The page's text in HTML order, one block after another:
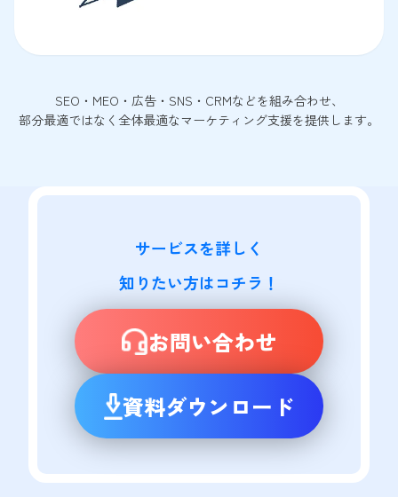
SEO・MEO・広告・SNS・CRMなどを組み合わせ、
部分最適ではなく全体最適なマーケティング支援を提供します。
サービスを詳しく
知りたい方はコチラ！
お問い合わせ
資料ダウンロード